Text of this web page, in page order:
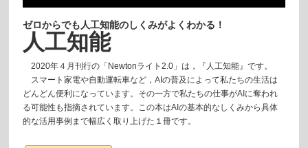
ゼロからでも人工知能のしくみがよくわかる！
人工知能
2020年４月刊行の「Newtonライト2.0」は，『人工知能』です。
スマート家電や自動運転車など，AIの普及によって私たちの生活は
どんどん便利になっています。その一方で私たちの仕事がAIに奪われ
る可能性も指摘されています。この本はAIの基本的なしくみから具体
的な活用事例まで幅広く取り上げた１冊です。